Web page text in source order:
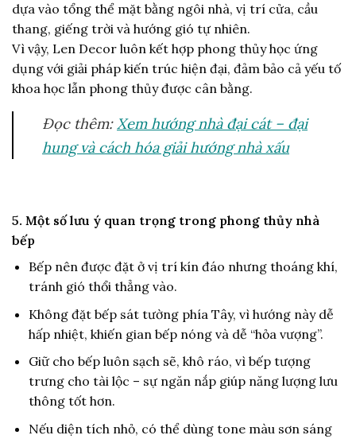
dựa vào tổng thể mặt bằng ngôi nhà, vị trí cửa, cầu
thang, giếng trời và hướng gió tự nhiên.
Vì vậy, Len Decor luôn kết hợp phong thủy học ứng
dụng với giải pháp kiến trúc hiện đại, đảm bảo cả yếu tố
khoa học lẫn phong thủy được cân bằng.
Đọc thêm:Xem hướng nhà đại cát – đại
hung và cách hóa giải hướng nhà xấu
5. Một số lưu ý quan trọng trong phong thủy nhà
bếp
Bếp nên được đặt ở vị trí kín đáo nhưng thoáng khí,
tránh gió thổi thẳng vào.
Không đặt bếp sát tường phía Tây, vì hướng này dễ
hấp nhiệt, khiến gian bếp nóng và dễ “hỏa vượng”.
Giữ cho bếp luôn sạch sẽ, khô ráo, vì bếp tượng
trưng cho tài lộc – sự ngăn nắp giúp năng lượng lưu
thông tốt hơn.
Nếu diện tích nhỏ, có thể dùng tone màu sơn sáng